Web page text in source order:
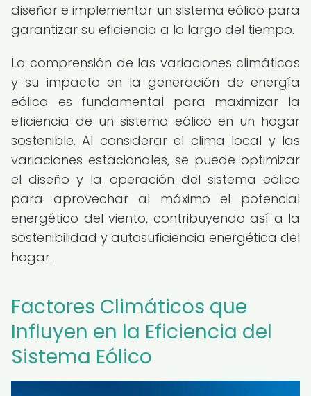
diseñar e implementar un sistema eólico para
garantizar su eficiencia a lo largo del tiempo.
La comprensión de las variaciones climáticas
y su impacto en la generación de energía
eólica es fundamental para maximizar la
eficiencia de un sistema eólico en un hogar
sostenible. Al considerar el clima local y las
variaciones estacionales, se puede optimizar
el diseño y la operación del sistema eólico
para aprovechar al máximo el potencial
energético del viento, contribuyendo así a la
sostenibilidad y autosuficiencia energética del
hogar.
Factores Climáticos que
Influyen en la Eficiencia del
Sistema Eólico